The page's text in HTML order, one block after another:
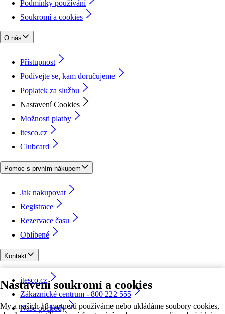
Nastavení soukromí a cookies
My a našich 18 partnerů používáme nebo ukládáme soubory cookies,
Podmínky používání
Soukromí a cookies
O nás
Přístupnost
Podívejte se, kam doručujeme
Poplatek za službu
Nastavení Cookies
Možnosti platby
itesco.cz
Clubcard
Pomoc s prvním nákupem
Jak nakupovat
Registrace
Rezervace času
Oblíbené
Kontakt
itesco.cz
Zákaznické centrum - 800 222 555
Naše obchody